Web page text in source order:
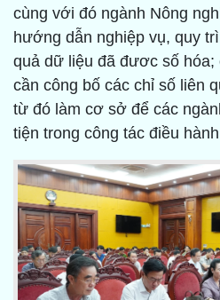
cùng với đó ngành Nông
hướng dẫn nghiệp vụ, quy
quả dữ liệu đã đươc số hóa;
cần công bố các chỉ số liên
từ đó làm cơ sở để các
tiện trong công tác điều